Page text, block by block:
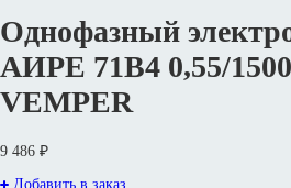
Однофазный
АИРЕ 71В4 0,55/
VEMPER
9 486 ₽
Добавить в заказ